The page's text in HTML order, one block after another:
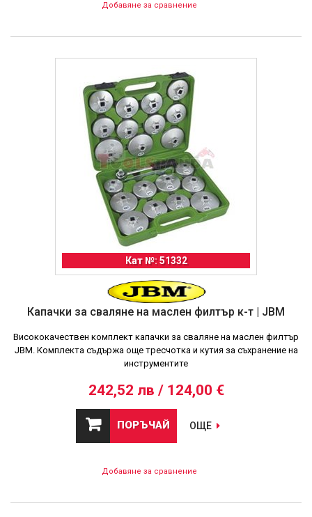
Добавяне за сравнение
Кат №: 51332
Капачки за сваляне на маслен филтър к-т | JBM
Висококачествен комплект капачки за сваляне на маслен филтър
JBM. Комплекта съдържа още тресчотка и кутия за съхранение на
инструментите
242,52 лв / 124,00 €
ПОРЪЧАЙ ОЩЕ
Добавяне за сравнение